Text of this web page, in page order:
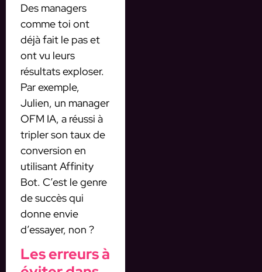
Des managers
comme toi ont
déjà fait le pas et
ont vu leurs
résultats exploser.
Par exemple,
Julien, un manager
OFM IA, a réussi à
tripler son taux de
conversion en
utilisant Affinity
Bot. C’est le genre
de succès qui
donne envie
d’essayer, non ?
Les erreurs à